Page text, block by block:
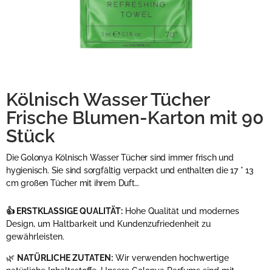
Kölnisch Wasser Tücher
Frische Blumen-Karton mit 90
Stück
Die Golonya Kölnisch Wasser Tücher sind immer frisch und
hygienisch. Sie sind sorgfältig verpackt und enthalten die 17 * 13
cm großen Tücher mit ihrem Duft…
👍 ERSTKLASSIGE QUALITÄT: Hohe Qualität und modernes
Design, um Haltbarkeit und Kundenzufriedenheit zu
gewährleisten.
🌿 NATÜRLICHE ZUTATEN: Wir verwenden hochwertige